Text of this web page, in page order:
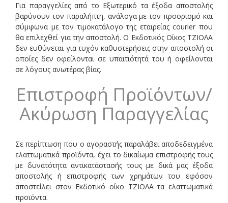
Για παραγγελίες από το Εξωτερικό τα έξοδα αποστολής
βαρύνουν τον παραλήπτη, ανάλογα με τον προορισμό και
σύμφωνα με τον τιμοκατάλογο της εταιρείας courier που
θα επιλεχθεί για την αποστολή. Ο Εκδοτικός Οίκος ΤΖΙΟΛΑ
δεν ευθύνεται για τυχόν καθυστερήσεις στην αποστολή οι
οποίες δεν οφείλονται σε υπαιτιότητά του ή οφείλονται
σε λόγους ανωτέρας βίας.
Επιστροφή Προϊόντων/
Ακύρωση Παραγγελίας
Σε περίπτωση που ο αγοραστής παραλάβει αποδεδειγμένα
ελαττωματικά προϊόντα, έχει το δικαίωμα επιστροφής τους
με δυνατότητα αντικατάστασής τους με δικά μας έξοδα
αποστολής ή επιστροφής των χρημάτων του εφόσον
αποστείλει στον Εκδοτικό οίκο ΤΖΙΟΛΑ τα ελαττωματικά
προϊόντα.